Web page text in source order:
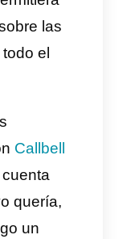
a buscar
Callbell,
buscar una